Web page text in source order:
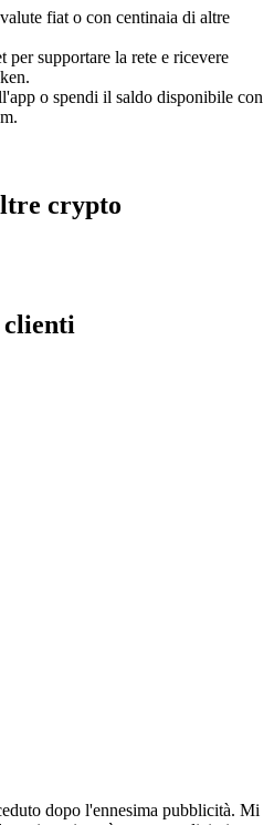
fiat o con centinaia di altre
per supportare la rete e ricevere
o spendi il saldo disponibile con
crypto
clienti
dopo l'ennesima pubblicità. Mi